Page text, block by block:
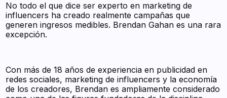
No todo el que dice ser experto en marketing de
influencers ha creado realmente campañas que
generen ingresos medibles. Brendan Gahan es una rara
excepción.
Con más de 18 años de experiencia en publicidad en
redes sociales, marketing de influencers y la economía
de los creadores, Brendan es ampliamente considerado